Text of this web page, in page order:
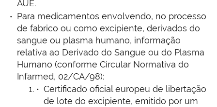
AUE.
Para medicamentos envolvendo, no processo
de fabrico ou como excipiente, derivados do
sangue ou plasma humano, informação
relativa ao Derivado do Sangue ou do Plasma
Humano (conforme Circular Normativa do
Infarmed, 02/CA/98):
Certificado oficial europeu de libertação
de lote do excipiente, emitido por um